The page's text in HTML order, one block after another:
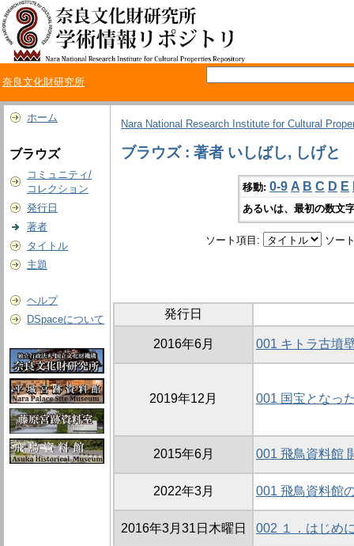
奈良文化財研究所
ホーム
ブラウズ
コミュニティ/
コレクション
発行日
著者
タイトル
主題
ヘルプ
DSpaceについて
Nara National Research Institute for Cultural
ブラウズ : 著者 いしばし, しげと
移動: 0-9 A B C D E
あるいは、最初の数文
ソート項目: ソー
発行日
2016年6月 001 キトラ古墳
2019年12月 001 国宝となっ
2015年6月 001 飛鳥資料館
2022年3月 001 飛鳥資料館
2016年3月31日木曜日 002 １．はじめ